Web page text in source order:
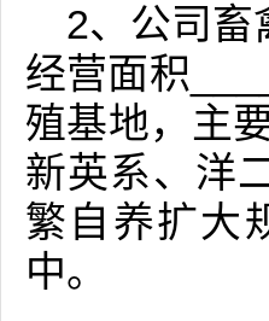
2、公司畜
经营面积
殖基地，主
新英系、洋
繁自养扩大
中。